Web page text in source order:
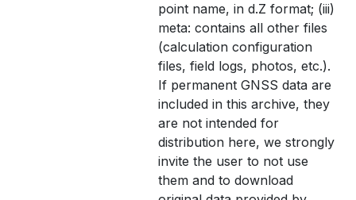
point name, in d.Z format; (iii)
meta: contains all other files
(calculation configuration
files, field logs, photos, etc.).
If permanent GNSS data are
included in this archive, they
are not intended for
distribution here, we strongly
invite the user to not use
them and to download